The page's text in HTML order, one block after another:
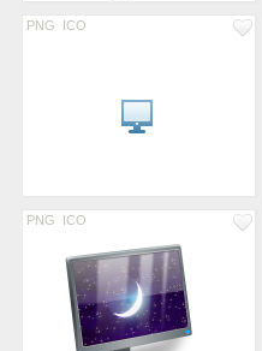
PNG ICO
PNG ICO